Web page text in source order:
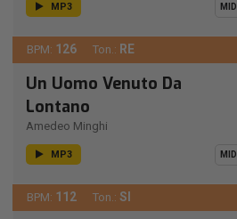
MP3 MIDI
BPM: 126 Ton.: RE
Un Uomo Venuto Da
Lontano
Amedeo Minghi
MP3 MIDI
BPM: 112 Ton.: SI